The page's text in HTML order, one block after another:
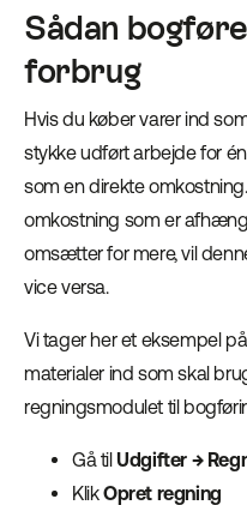
Sådan
forbrug
Hvis du køber varer ind
stykke udført arbejde for
som en direkte
omkostning som er
omsætter for mere, vil
vice versa.
Vi tager her et eksempel
materialer ind som skal
regningsmodulet til
Gå tilUdgifter →
KlikOpret regning